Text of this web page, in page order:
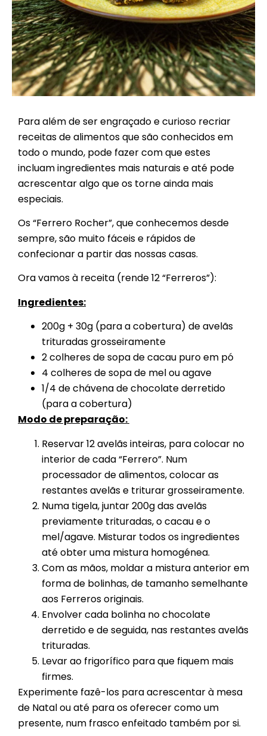
Para além de ser engraçado e curioso recriar
receitas de alimentos que são conhecidos em
todo o mundo, pode fazer com que estes
incluam ingredientes mais naturais e até pode
acrescentar algo que os torne ainda mais
especiais.
Os “Ferrero Rocher”, que conhecemos desde
sempre, são muito fáceis e rápidos de
confecionar a partir das nossas casas.
Ora vamos à receita (rende 12 “Ferreros”):
Ingredientes:
200g + 30g (para a cobertura) de avelãs
trituradas grosseiramente
2 colheres de sopa de cacau puro em pó
4 colheres de sopa de mel ou agave
1/4 de chávena de chocolate derretido
(para a cobertura)
Modo de preparação:
Reservar 12 avelãs inteiras, para colocar no
interior de cada “Ferrero”. Num
processador de alimentos, colocar as
restantes avelãs e triturar grosseiramente.
Numa tigela, juntar 200g das avelãs
previamente trituradas, o cacau e o
mel/agave. Misturar todos os ingredientes
até obter uma mistura homogénea.
Com as mãos, moldar a mistura anterior em
forma de bolinhas, de tamanho semelhante
aos Ferreros originais.
Envolver cada bolinha no chocolate
derretido e de seguida, nas restantes avelãs
trituradas.
Levar ao frigorífico para que fiquem mais
firmes.
Experimente fazê-los para acrescentar à mesa
de Natal ou até para os oferecer como um
presente, num frasco enfeitado também por si.